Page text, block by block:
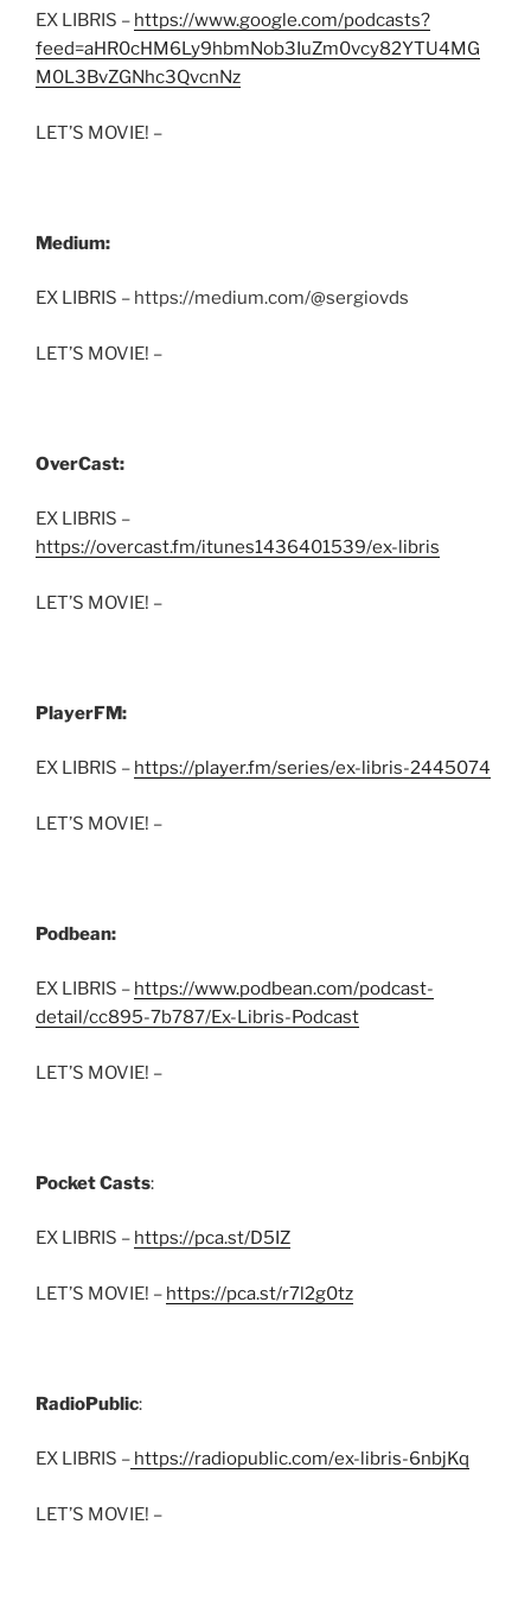
EX LIBRIS – https://www.google.com/podcasts?
feed=aHR0cHM6Ly9hbmNob3IuZm0vcy82YTU4MG
M0L3BvZGNhc3QvcnNz
LET’S MOVIE! –
Medium:
EX LIBRIS – https://medium.com/@sergiovds
LET’S MOVIE! –
OverCast:
EX LIBRIS –
https://overcast.fm/itunes1436401539/ex-libris
LET’S MOVIE! –
PlayerFM:
EX LIBRIS – https://player.fm/series/ex-libris-2445074
LET’S MOVIE! –
Podbean:
EX LIBRIS – https://www.podbean.com/podcast-
detail/cc895-7b787/Ex-Libris-Podcast
LET’S MOVIE! –
Pocket Casts:
EX LIBRIS – https://pca.st/D5IZ
LET’S MOVIE! – https://pca.st/r7l2g0tz
RadioPublic:
EX LIBRIS – https://radiopublic.com/ex-libris-6nbjKq
LET’S MOVIE! –